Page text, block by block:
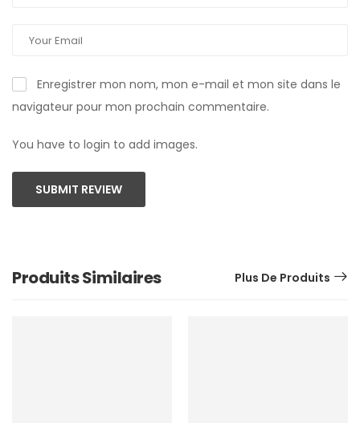
Enregistrer mon nom, mon e-mail et mon site dans le
navigateur pour mon prochain commentaire.
You have to login to add images.
SUBMIT REVIEW
Produits Similaires Plus De Produits